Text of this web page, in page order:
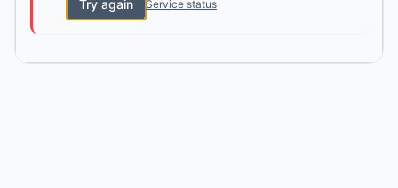
Try again Service status